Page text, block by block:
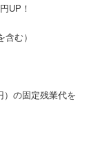
UP！
む）
）の固定残業代を